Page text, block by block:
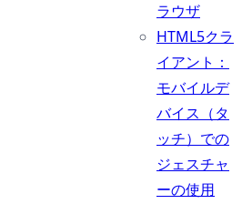
ラウザ
HTML5クラ
イアント：
モバイルデ
バイス（タ
ッチ）での
ジェスチャ
ーの使用